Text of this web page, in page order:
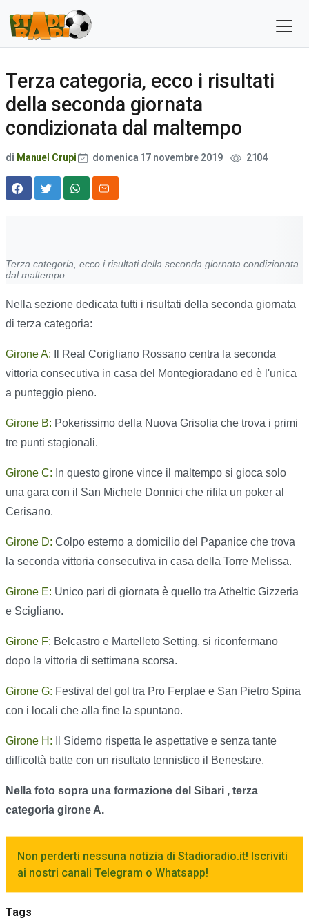
Terza categoria, ecco i risultati
della seconda giornata
condizionata dal maltempo
di Manuel Crupi domenica 17 novembre 2019 2104
Terza categoria, ecco i risultati della seconda giornata condizionata
dal maltempo
Nella sezione dedicata tutti i risultati della seconda giornata
di terza categoria:
Girone A: Il Real Corigliano Rossano centra la seconda
vittoria consecutiva in casa del Montegioradano ed è l'unica
a punteggio pieno.
Girone B: Pokerissimo della Nuova Grisolia che trova i primi
tre punti stagionali.
Girone C: In questo girone vince il maltempo si gioca solo
una gara con il San Michele Donnici che rifila un poker al
Cerisano.
Girone D: Colpo esterno a domicilio del Papanice che trova
la seconda vittoria consecutiva in casa della Torre Melissa.
Girone E: Unico pari di giornata è quello tra Atheltic Gizzeria
e Scigliano.
Girone F: Belcastro e Martelleto Setting. si riconfermano
dopo la vittoria di settimana scorsa.
Girone G: Festival del gol tra Pro Ferplae e San Pietro Spina
con i locali che alla fine la spuntano.
Girone H: Il Siderno rispetta le aspettative e senza tante
difficoltà batte con un risultato tennistico il Benestare.
Nella foto sopra una formazione del Sibari , terza
categoria girone A.
Non perderti nessuna notizia di Stadioradio.it! Iscriviti
ai nostri canali Telegram o Whatsapp!
Tags